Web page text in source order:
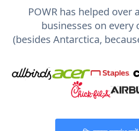
POWR has helped over
businesses on every
(besides Antarctica,